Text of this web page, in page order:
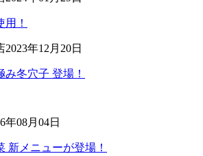
！
2023年12月20日
み冬穴子 登場！
年08月04日
新メニューが登場！